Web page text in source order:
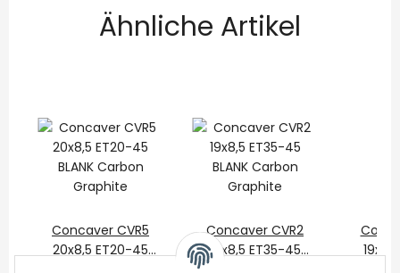
Ähnliche Artikel
Concaver CVR5
20x8,5 ET20-45
Concaver CVR2
19x8,5 ET35-45